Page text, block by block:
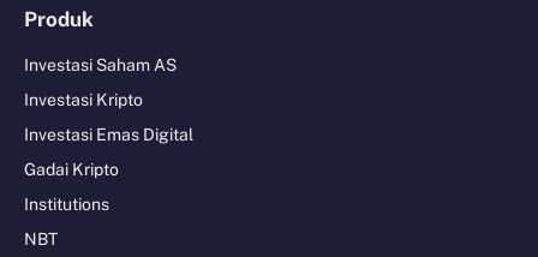
Produk
Investasi Saham AS
Investasi Kripto
Investasi Emas Digital
Gadai Kripto
Institutions
NBT